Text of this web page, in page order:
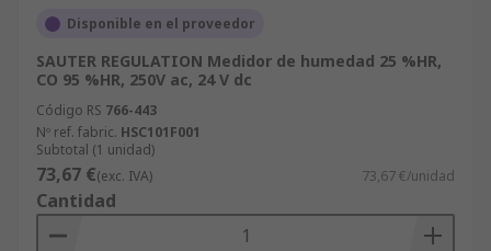
Disponible en el proveedor
SAUTER REGULATION Medidor de humedad 25 %HR,
CO 95 %HR, 250V ac, 24 V dc
Código RS 766-443
Nº ref. fabric. HSC101F001
Subtotal (1 unidad)
73,67 €(exc. IVA) 73,67 €/unidad
Cantidad